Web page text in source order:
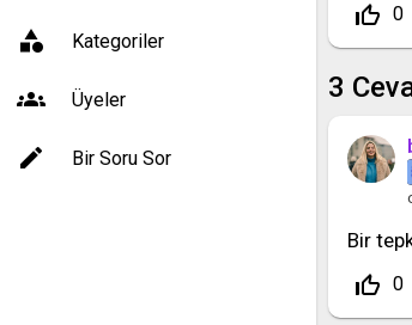
Kategoriler
Üyeler
Bir Soru Sor
thumb_up_off_alt 0
3
Bir
thumb_up_off_alt 0